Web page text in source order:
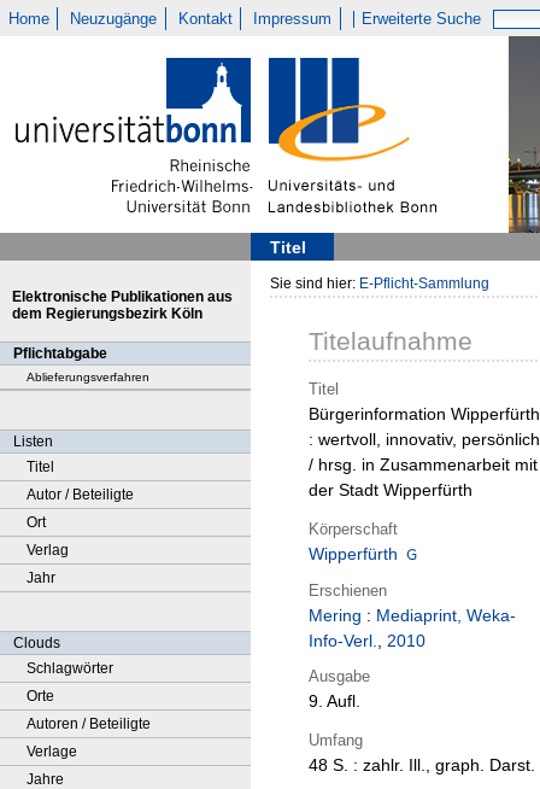
Home Neuzugänge Kontakt Impressum Erweiterte Suche
Titel
Elektronische Publikationen aus
dem Regierungsbezirk Köln
Pflichtabgabe
Ablieferungsverfahren
Listen
Titel
Autor / Beteiligte
Ort
Verlag
Jahr
Clouds
Schlagwörter
Orte
Autoren / Beteiligte
Verlage
Jahre
Sie sind hier: E-Pflicht-Sammlung
Titelaufnahme
Titel
Bürgerinformation Wipperfürth
: wertvoll, innovativ, persönlich
/ hrsg. in Zusammenarbeit mit
der Stadt Wipperfürth
Körperschaft
Wipperfürth
Erschienen
Mering : Mediaprint, Weka-
Info-Verl., 2010
Ausgabe
9. Aufl.
Umfang
48 S. : zahlr. Ill., graph. Darst.